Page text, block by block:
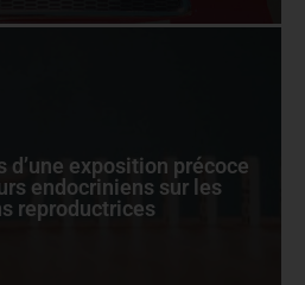
d’une exposition précoce
endocriniens sur les
reproductrices